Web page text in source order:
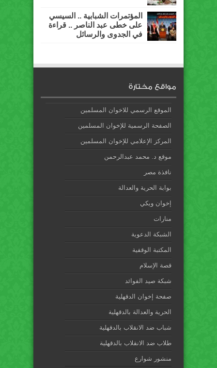
المؤتمرات الشبابية .. السيسي
على خطى عبد الناصر .. قراءة
في الجدوى والرسائل
مواقع مختارة
الموقع الرسمي للاخوان المسلمين
الصفحة الرسمية للإخوان المسلمين
المركز الإعلامي للإخوان المسلمين
موقع د. محمد عبدالرحمن
نافذة مصر
بوابة الحرية والعدالة
إخوان ويكي
منارات
الشبكة الدعوية
المكتبة الوقفية
قصة الإسلام
شبكة صيد الفوائد
صفحة إخوان الدقهلية
الحرية والعدالة بالدقهلية
شباب ضد الانقلاب بالدقهلية
طلاب ضد الانقلاب بالدقهلية
منشور شوارع